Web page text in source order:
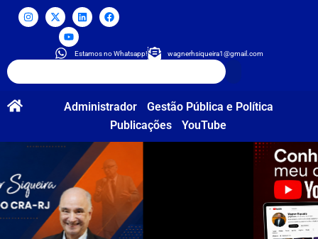
Estamos no Whatsapp! wagnerhsiqueira1@gmail.com
Administrador
Gestão Pública e Política
Publicações
YouTube